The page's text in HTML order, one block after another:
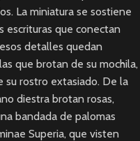
La miniatura se sostiene
escrituras que conectan
detalles quedan
que brotan de su mochila,
su rostro extasiado. De la
diestra brotan rosas,
bandada de palomas
Superia, que visten